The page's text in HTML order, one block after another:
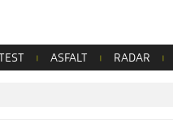
TEST ASFALT RADAR